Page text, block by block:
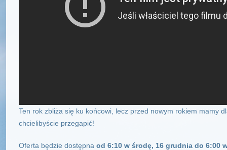
Ten rok zbliża się ku końcowi, lecz przed nowym rokiem mamy
chcielibyście przegapić!
Oferta będzie dostępna od 6:10 w środę, 16 grudnia do 6:00